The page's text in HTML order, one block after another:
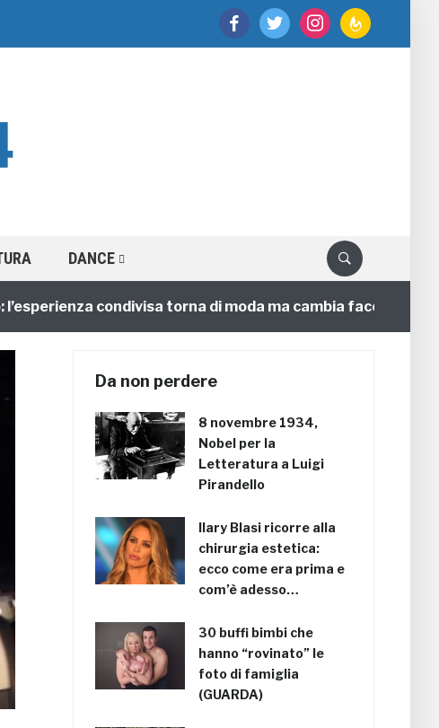
facebooktwitter instagramfeedburner
DANCE
condivisa torna di moda ma cambia faccia
Da non perdere
8 novembre 1934,
Nobel per la
Letteratura a Luigi
Pirandello
Ilary Blasi ricorre alla
chirurgia estetica:
ecco come era prima e
com’è adesso…
30 buffi bimbi che
hanno “rovinato” le
foto di famiglia
(GUARDA)